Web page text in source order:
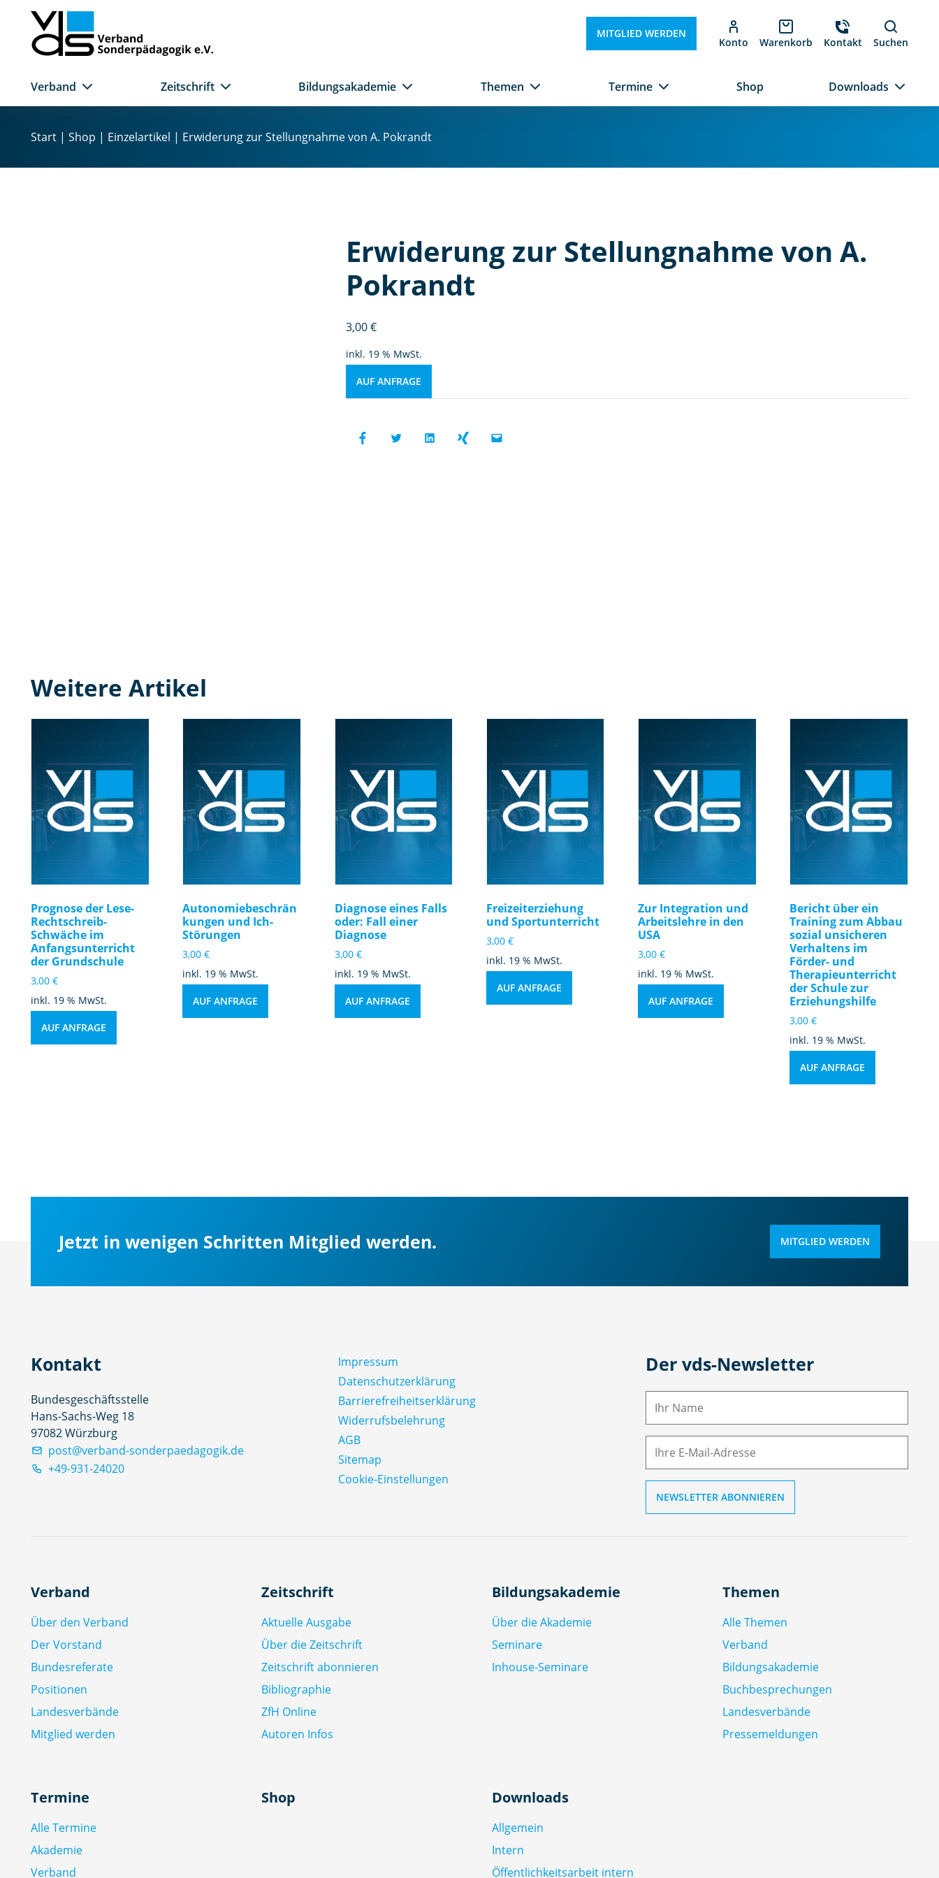
I
MITGLIED WERDEN
Konto Warenkorb Kontakt Suchen
Verband Zeitschrift Bildungsakademie Themen Termine Shop Downloads
Start | Shop | Einzelartikel | Erwiderung zur Stellungnahme von A. Pokrandt
Erwiderung zur Stellungnahme von A.
Pokrandt
3,00€
inkl. 19 % MwSt.
AUF ANFRAGE
Weitere Artikel
Prognose der Lese-
Rechtschreib-
Schwäche im
Anfangsunterricht
der Grundschule
3,00 €
inkl. 19 % MwSt.
AUF ANFRAGE
Autonomiebeschrän
kungen und Ich-
Störungen
3,00€
inkl. 19 % MwSt.
AUF ANFRAGE
Diagnose eines Falls
oder: Fall einer
Diagnose
3,00 €
inkl. 19 % MwSt.
AUF ANFRAGE
Freizeiterziehung
und Sportunterricht
3,00 €
inkl. 19 % MwSt.
AUF ANFRAGE
Zur Integration und
Arbeitslehre in den
USA
3,00€
inkl. 19 % MwSt.
AUF ANFRAGE
Bericht über ein
Training zum Abbau
sozial unsicheren
Verhaltens im
Förder- und
Therapieunterricht
der Schule zur
Erziehungshilfe
3,00€
inkl. 19 % MwSt.
AUF ANFRAGE
Jetzt in wenigen Schritten Mitglied werden. MITGLIED WERDEN
Kontakt
Bundesgeschäftsstelle
Hans-Sachs-Weg 18
97082 Würzburg
post@verband-sonderpaedagogik.de
+49-931-24020
Impressum
Datenschutz­erklärung
Barrierefreiheitserklärung
Widerrufsbelehrung
AGB
Sitemap
Cookie-Einstellungen
Der vds-Newsletter
N
M
Verband
Über den Verband
Der Vorstand
Bundesreferate
Positionen
Landesverbände
Mitglied werden
Zeitschrift
Aktuelle Ausgabe
Über die Zeitschrift
Zeitschrift abonnieren
Bibliographie
ZfH Online
Autoren Infos
Bildungsakademie
Über die Akademie
Seminare
Inhouse-Seminare
Themen
Alle Themen
Verband
Bildungsakademie
Buchbesprechungen
Landesverbände
Pressemeldungen
Termine
Alle Termine
Akademie
Verband
Shop Downloads
Allgemein
Intern
Öffentlichkeitsarbeit intern